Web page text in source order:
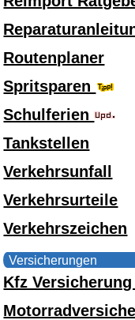
Routenplaner
Spritsparen
Schulferien
Tankstellen
Verkehrsunfall
Verkehrsurteile
Verkehrszeichen
Versicherungen
Kfz Versicherung